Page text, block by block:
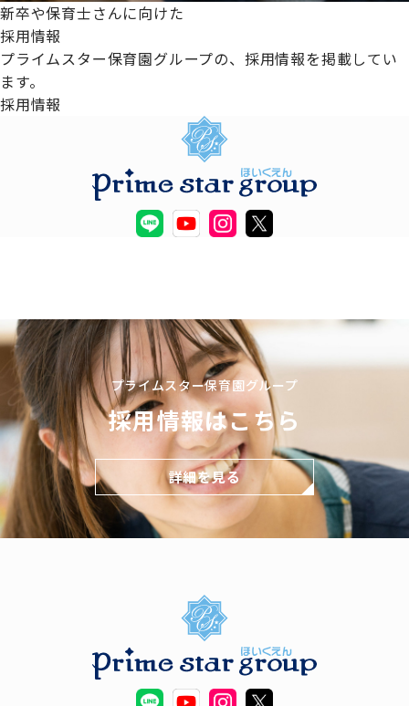
新卒や保育士さんに向けた
採用情報
プライムスター保育園グループの、採用情報を掲載してい
ます。
採用情報
プライムスター保育園グループ
採用情報はこちら
詳細を見る